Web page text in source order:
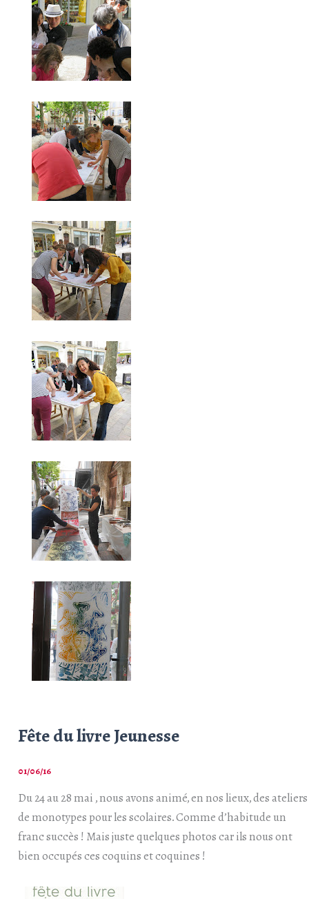
Fête du livre Jeunesse
01/06/16
Du 24 au 28 mai , nous avons animé, en nos lieux, des ateliers
de monotypes pour les scolaires. Comme d’habitude un
franc succès ! Mais juste quelques photos car ils nous ont
bien occupés ces coquins et coquines !